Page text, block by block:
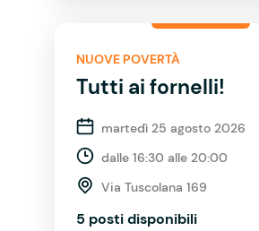
NUOVE POVERTÀ
Tutti ai fornelli!
martedì 25 agosto 2026
dalle 16:30 alle 20:00
Via Tuscolana 169
5 posti disponibili